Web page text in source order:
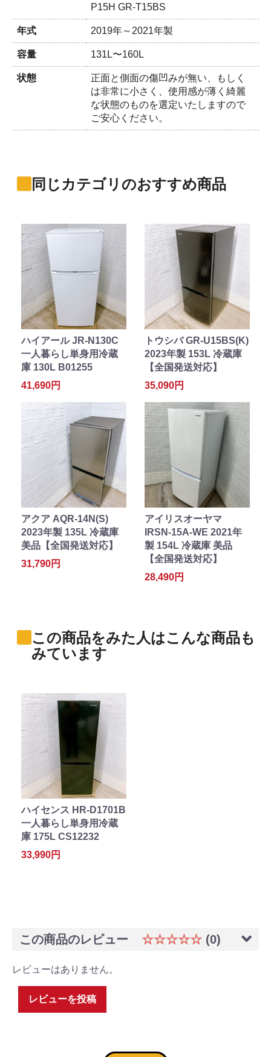
P15H GR-T15BS
年式 2019年～2021年製
容量 131L〜160L
状態
正面と側面の傷凹みが無い、もしく
は非常に小さく、使用感が薄く綺麗
な状態のものを選定いたしますので
ご安心ください。
同じカテゴリのおすすめ商品
ハイアール JR-N130C
一人暮らし単身用冷蔵
庫 130L B01255
41,690円
トウシバ GR-U15BS(K)
2023年製 153L 冷蔵庫
【全国発送対応】
35,090円
アクア AQR-14N(S)
2023年製 135L 冷蔵庫
美品【全国発送対応】
31,790円
アイリスオーヤマ
IRSN-15A-WE 2021年
製 154L 冷蔵庫 美品
【全国発送対応】
28,490円
この商品をみた人はこんな商品も
みています
ハイセンス HR-D1701B
一人暮らし単身用冷蔵
庫 175L CS12232
33,990円
この商品のレビュー ☆☆☆☆☆ (0)
レビューはありません。
レビューを投稿